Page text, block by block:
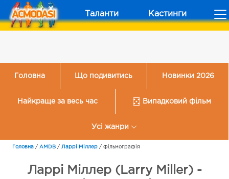
Таланти Кастинги
Головна Що подивитись Новинки 2026
Найкраще за весь час Випадковий фільм
Усі жанри
Головна / AMDB / Ларрі Міллер / Фільмографія
Ларрі Міллер (Larry Miller) -